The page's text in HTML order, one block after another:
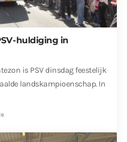
huldiging in
is PSV dinsdag feestelijk
landskampioenschap. In